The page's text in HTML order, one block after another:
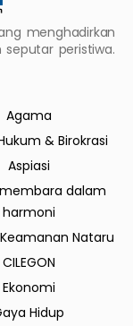
menghadirkan
peristiwa.
Agama
& Birokrasi
Aspiasi
dalam
harmoni
Nataru
CILEGON
Ekonomi
Hidup